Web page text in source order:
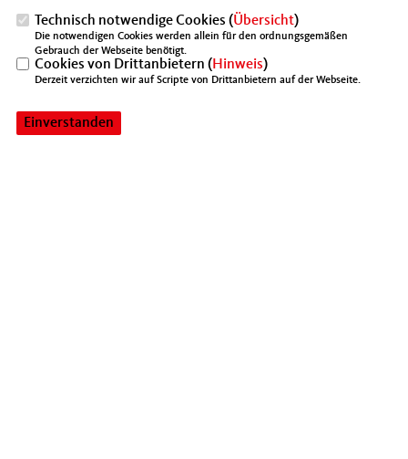
MIT Baden-Württemberg
Mittelstands- und Wirtschaftsunion (MIT)
Alle Rechte vorbehalten.
Technisch notwendige Cookies (Übersicht)
Die notwendigen Cookies werden allein für den ordnungsgemäßen
Gebrauch der Webseite benötigt.
Cookies von Drittanbietern ( Hinweis)
Derzeit verzichten wir auf Scripte von Drittanbietern auf der Webseite.
Einverstanden